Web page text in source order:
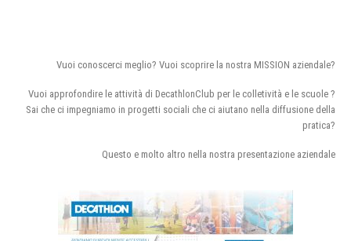
Vuoi conoscerci meglio? Vuoi scoprire la nostra MISSION aziendale?
Vuoi approfondire le attività di DecathlonClub per le colletività e le scuole ?
Sai che ci impegniamo in progetti sociali che ci aiutano nella diffusione della
pratica?
Questo e molto altro nella nostra presentazione aziendale